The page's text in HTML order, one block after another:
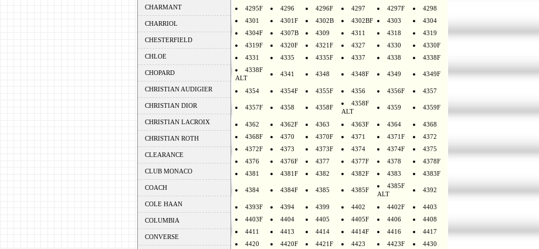
CHARMANT
CHARRIOL
CHESTERFIELD
CHLOE
CHOPARD
CHRISTIAN AUDIGIER
CHRISTIAN DIOR
CHRISTIAN LACROIX
CHRISTIAN ROTH
CLEARANCE
CLUB MONACO
COACH
COLE HAAN
COLUMBIA
CONVERSE
4295F
4296 4296F 4297 4297F
4298
4301
4301F 4302B 4302BF 4303
4304
4304F
4307B 4309 4311 4318
4319
4319F
4320F 4321F 4327 4330
4330F
4331
4335 4335F 4337 4338
4338F
4338F
ALT
4341 4348 4348F 4349 4349F
4354 4354F 4355F 4356 4356F 4357
4357F 4358 4358F
4358F
ALT
4359 4359F
4362 4362F 4363 4363F 4364
4368
4368F
4370 4370F 4371 4371F
4372
4372F
4373 4373F 4374 4374F
4375
4376
4376F 4377 4377F 4378
4378F
4381
4381F 4382 4382F 4383 4383F
4384 4384F 4385 4385F
4385F
ALT
4392
4393F 4394 4399 4402 4402F
4403
4403F
4404 4405 4405F 4406
4408
4411
4413 4414 4414F 4416
4417
4420
4420F 4421F 4423 4423F
4430